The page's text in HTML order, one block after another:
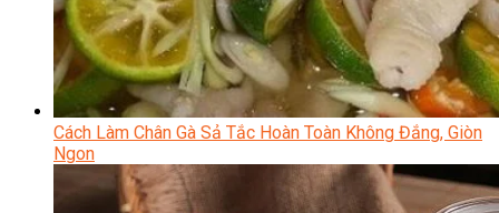
Cách Làm Chân Gà Sả Tắc Hoàn Toàn Không Đắng, Giòn
Ngon